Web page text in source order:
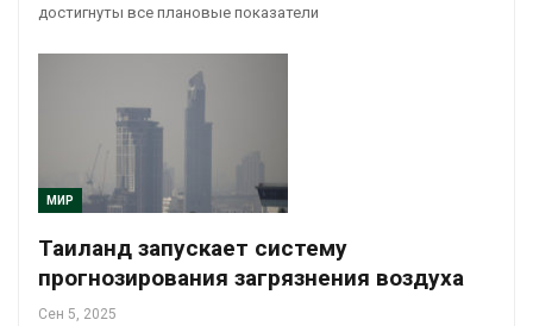
достигнуты все плановые показатели
МИР
Таиланд запускает систему
прогнозирования загрязнения воздуха
Сен 5, 2025